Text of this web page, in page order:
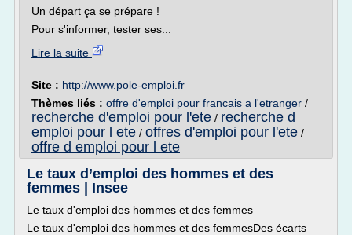
Un départ ça se prépare !
Pour s'informer, tester ses...
Lire la suite
Site : http://www.pole-emploi.fr
Thèmes liés : offre d'emploi pour francais a l'etranger /
recherche d'emploi pour l'ete / recherche d
emploi pour l ete / offres d'emploi pour l'ete /
offre d emploi pour l ete
Le taux d’emploi des hommes et des
femmes | Insee
Le taux d'emploi des hommes et des femmes
Le taux d'emploi des hommes et des femmesDes écarts